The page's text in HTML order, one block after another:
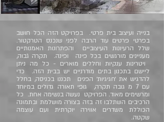
בנייה ועיצוב בית פרטי. בפרויקט הזה הכל חושב
בפרטי פרטים עוד הרבה לפני שנכנס הטרקטור.
שלל הרעיונות העיצוביים והפתרונות האמנותיים
מעניינים מורגשים בכל פינה ופינה. תקרה גבוה,
ויטרינות ענקיות וחללים מוארים - כל מה ניתן
ליישם בתכנון בתים מודרניים יש בבית הזה. כדי
להדגיש את ׳חגיגיות׳ הפנים תכננו בכניסה, בחלל
עם 7 מ גובה תקרה, גופי תאורה גדולים במיוחד
ומרשימים מאוד. הפרויקט נעשה בנשימה אחת. כל
הרכיבים השתלבו זה בזה בצורה מושלמת ובתמונה
הכוללת משדרים אווירה יוקרתית ועם עוצמה
שקטה.